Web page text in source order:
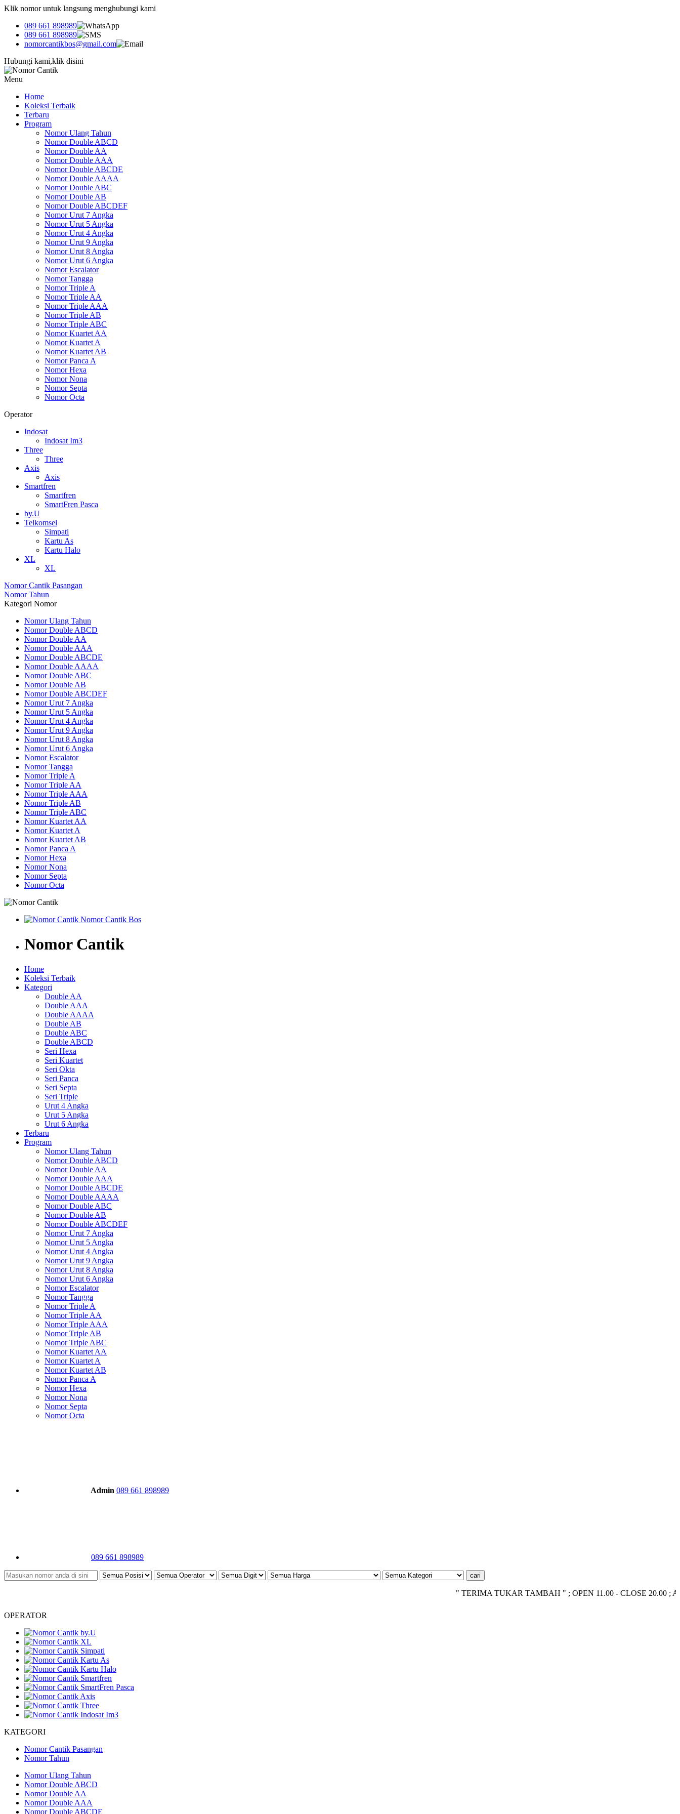
Klik nomor untuk langsung menghubungi kami
089 661 898989
089 661 898989
nomorcantikbos@gmail.com
Hubungi kami,klik disini
Menu
Home
Koleksi Terbaik
Terbaru
Program
Nomor Ulang Tahun
Nomor Double ABCD
Nomor Double AA
Nomor Double AAA
Nomor Double ABCDE
Nomor Double AAAA
Nomor Double ABC
Nomor Double AB
Nomor Double ABCDEF
Nomor Urut 7 Angka
Nomor Urut 5 Angka
Nomor Urut 4 Angka
Nomor Urut 9 Angka
Nomor Urut 8 Angka
Nomor Urut 6 Angka
Nomor Escalator
Nomor Tangga
Nomor Triple A
Nomor Triple AA
Nomor Triple AAA
Nomor Triple AB
Nomor Triple ABC
Nomor Kuartet AA
Nomor Kuartet A
Nomor Kuartet AB
Nomor Panca A
Nomor Hexa
Nomor Nona
Nomor Septa
Nomor Octa
Operator
Indosat
Indosat Im3
Three
Three
Axis
Axis
Smartfren
Smartfren
SmartFren Pasca
by.U
Telkomsel
Simpati
Kartu As
Kartu Halo
XL
XL
Nomor Cantik Pasangan
Nomor Tahun
Kategori Nomor
Nomor Ulang Tahun
Nomor Double ABCD
Nomor Double AA
Nomor Double AAA
Nomor Double ABCDE
Nomor Double AAAA
Nomor Double ABC
Nomor Double AB
Nomor Double ABCDEF
Nomor Urut 7 Angka
Nomor Urut 5 Angka
Nomor Urut 4 Angka
Nomor Urut 9 Angka
Nomor Urut 8 Angka
Nomor Urut 6 Angka
Nomor Escalator
Nomor Tangga
Nomor Triple A
Nomor Triple AA
Nomor Triple AAA
Nomor Triple AB
Nomor Triple ABC
Nomor Kuartet AA
Nomor Kuartet A
Nomor Kuartet AB
Nomor Panca A
Nomor Hexa
Nomor Nona
Nomor Septa
Nomor Octa
Nomor Cantik
Home
Koleksi Terbaik
Kategori
Double AA
Double AAA
Double AAAA
Double AB
Double ABC
Double ABCD
Seri Hexa
Seri Kuartet
Seri Okta
Seri Panca
Seri Septa
Seri Triple
Urut 4 Angka
Urut 5 Angka
Urut 6 Angka
Terbaru
Program
Nomor Ulang Tahun
Nomor Double ABCD
Nomor Double AA
Nomor Double AAA
Nomor Double ABCDE
Nomor Double AAAA
Nomor Double ABC
Nomor Double AB
Nomor Double ABCDEF
Nomor Urut 7 Angka
Nomor Urut 5 Angka
Nomor Urut 4 Angka
Nomor Urut 9 Angka
Nomor Urut 8 Angka
Nomor Urut 6 Angka
Nomor Escalator
Nomor Tangga
Nomor Triple A
Nomor Triple AA
Nomor Triple AAA
Nomor Triple AB
Nomor Triple ABC
Nomor Kuartet AA
Nomor Kuartet A
Nomor Kuartet AB
Nomor Panca A
Nomor Hexa
Nomor Nona
Nomor Septa
Nomor Octa
Admin 089 661 898989
089 661 898989
" TERIMA TUKAR TAMBAH " ; OPEN 11.00 - CLOSE 20.00 ; ADMIN
OPERATOR
KATEGORI
Nomor Cantik Pasangan
Nomor Tahun
Nomor Ulang Tahun
Nomor Double ABCD
Nomor Double AA
Nomor Double AAA
Nomor Double ABCDE